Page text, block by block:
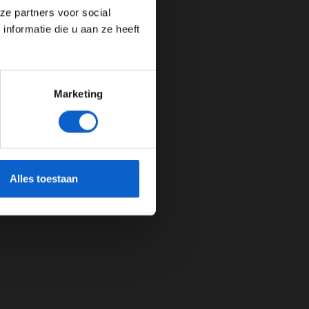
partners voor social
die u aan ze heeft
Marketing
Alles toestaan